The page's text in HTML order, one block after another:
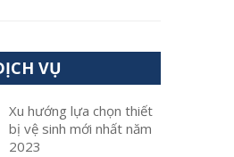
VỤ
Xu hướng lựa chọn thiết
bị vệ sinh mới nhất năm
2023